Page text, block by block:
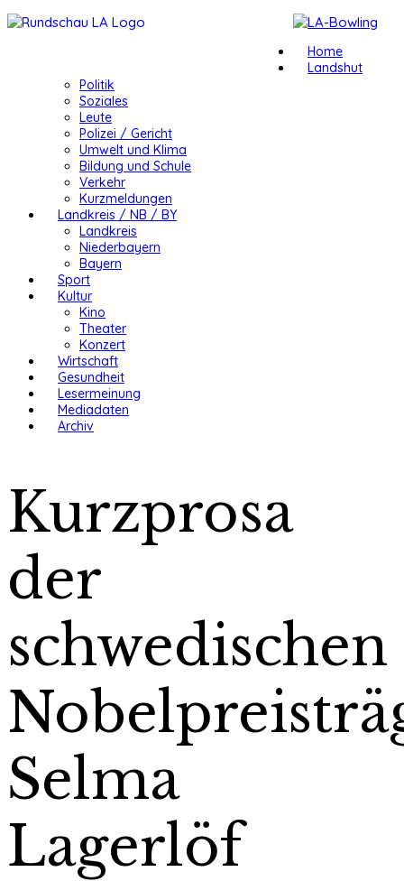
Home
Landshut
Politik
Soziales
Leute
Polizei / Gericht
Umwelt und Klima
Bildung und Schule
Verkehr
Kurzmeldungen
Landkreis / NB / BY
Landkreis
Niederbayern
Bayern
Sport
Kultur
Kino
Theater
Konzert
Wirtschaft
Gesundheit
Lesermeinung
Mediadaten
Archiv
Kurzprosa
der
schwedischen
Selma
Lagerlöf